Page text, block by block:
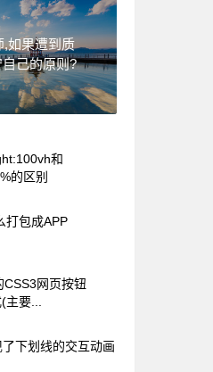
,如果遭到质
己的原则?
和
的区别
打包成APP
CSS3网页按钮
要...
下划线的交互动画